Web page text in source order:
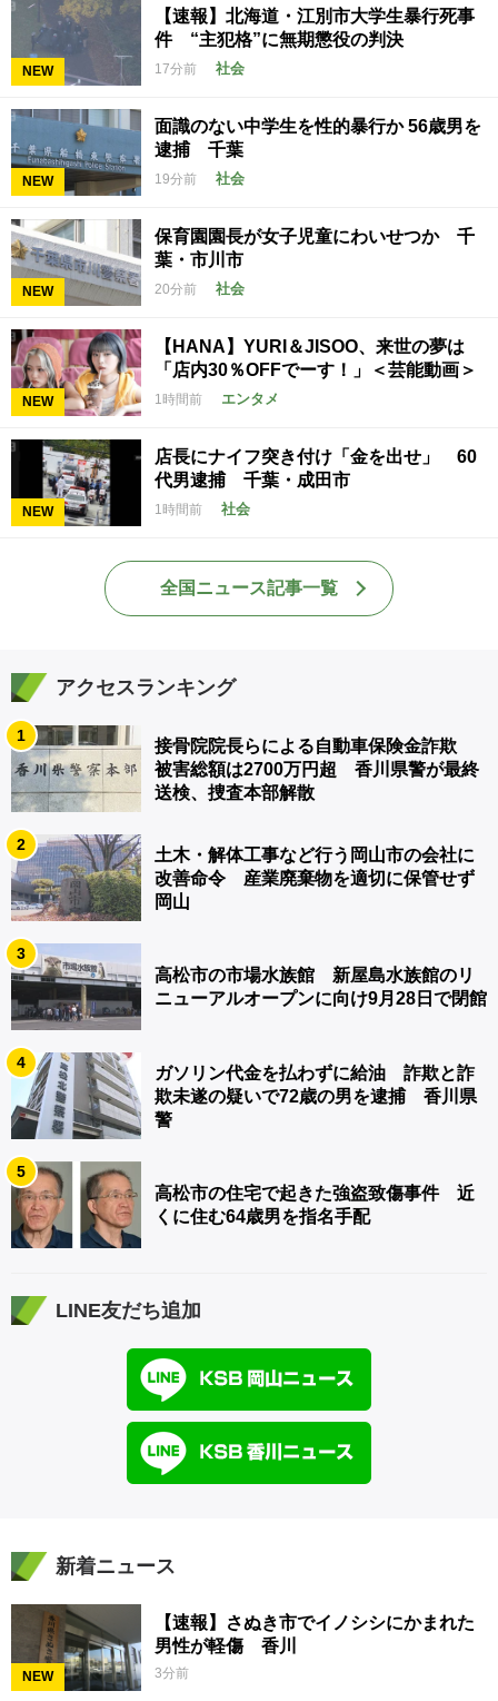
NEW
【速報】北海道・江別市大学生暴行死事
件 “主犯格”に無期懲役の判決
17分前 社会
NEW
面識のない中学生を性的暴行か 56歳男を
逮捕 千葉
19分前 社会
NEW
保育園園長が女子児童にわいせつか 千
葉・市川市
20分前 社会
NEW
【HANA】YURI＆JISOO、来世の夢は
「店内30％OFFでーす！」＜芸能動画＞
1時間前 エンタメ
NEW
店長にナイフ突き付け「金を出せ」 60
代男逮捕 千葉・成田市
1時間前 社会
全国ニュース記事一覧
アクセスランキング
1
接骨院院長らによる自動車保険金詐欺
被害総額は2700万円超 香川県警が最終
送検、捜査本部解散
2
土木・解体工事など行う岡山市の会社に
改善命令 産業廃棄物を適切に保管せず
岡山
3
高松市の市場水族館 新屋島水族館のリ
ニューアルオープンに向け9月28日で閉館
4
ガソリン代金を払わずに給油 詐欺と詐
欺未遂の疑いで72歳の男を逮捕 香川県
警
5
高松市の住宅で起きた強盗致傷事件 近
くに住む64歳男を指名手配
LINE友だち追加
新着ニュース
NEW
【速報】さぬき市でイノシシにかまれた
男性が軽傷 香川
3分前